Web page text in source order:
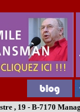
, 19 - B-7170